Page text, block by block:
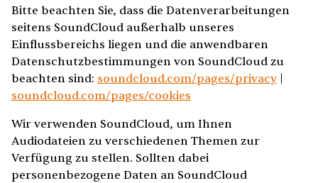
Bitte beachten Sie, dass die Datenverarbeitungen
seitens SoundCloud außerhalb unseres
Einflussbereichs liegen und die anwendbaren
Datenschutzbestimmungen von SoundCloud zu
beachten sind: soundcloud.com/pages/privacy |
soundcloud.com/pages/cookies
Wir verwenden SoundCloud, um Ihnen
Audiodateien zu verschiedenen Themen zur
Verfügung zu stellen. Sollten dabei
personenbezogene Daten an SoundCloud